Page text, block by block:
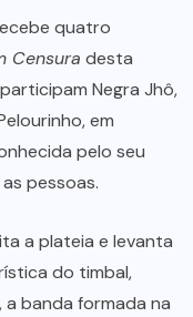
quatro
Censura desta
Negra Jhô,
em
pelo seu
pessoas.
a plateia e levanta
do timbal,
banda formada na